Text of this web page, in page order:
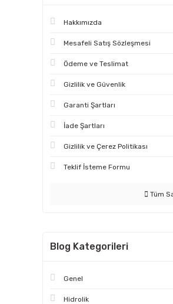
Hakkımızda
Mesafeli Satış Sözleşmesi
Ödeme ve Teslimat
Gizlilik ve Güvenlik
Garanti Şartları
İade Şartları
Gizlilik ve Çerez Politikası
Teklif İsteme Formu
Tüm
Blog Kategorileri
Genel
Hidrolik